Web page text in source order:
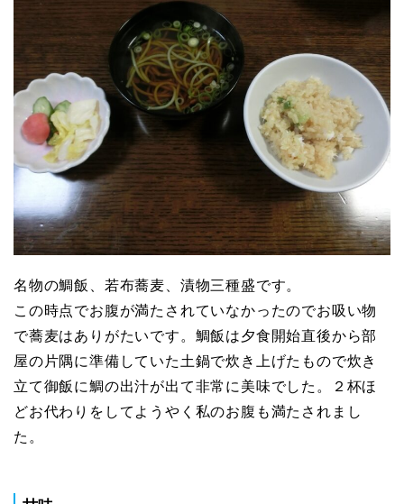
名物の鯛飯、若布蕎麦、漬物三種盛です。
この時点でお腹が満たされていなかったのでお吸い物
で蕎麦はありがたいです。鯛飯は夕食開始直後から部
屋の片隅に準備していた土鍋で炊き上げたもので炊き
立て御飯に鯛の出汁が出て非常に美味でした。２杯ほ
どお代わりをしてようやく私のお腹も満たされまし
た。